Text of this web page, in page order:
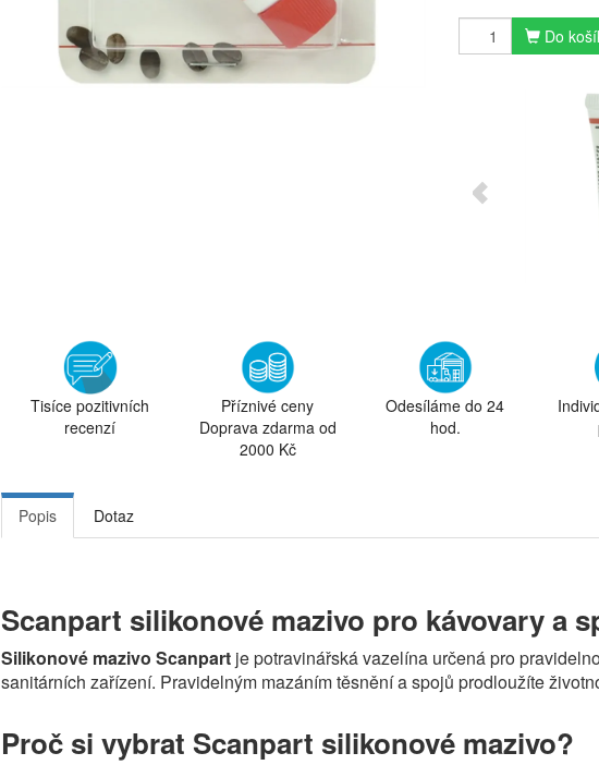
Do
Tisíce pozitivních
recenzí
Příznivé ceny
Doprava zdarma od
2000 Kč
Odesíláme do 24
hod.
Popis Dotaz
Scanpart silikonové mazivo pro kávovary a
Silikonové mazivo Scanpart je potravinářská vazelína určená pro
sanitárních zařízení. Pravidelným mazáním těsnění a spojů prodloužíte
Proč si vybrat Scanpart silikonové mazivo?